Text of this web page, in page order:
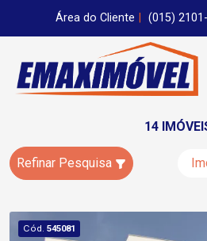
Área do Cliente (015)
14
Refinar Pesquisa
Cód. 545081